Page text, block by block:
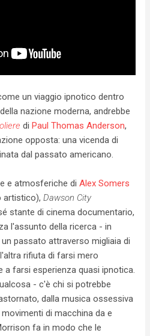
un viaggio ipnotico dentro
nazione moderna, andrebbe
di Paul Thomas Anderson,
opposta: una vicenda di
dal passato americano.
e atmosferiche di Alex Somers
artistico), Dawson City
stante di cinema documentario,
l'assunto della ricerca - in
passato attraverso migliaia di
rifiuta di farsi mero
a farsi esperienza quasi ipnotica.
- c'è chi si potrebbe
dalla musica ossessiva
di macchina da e
fa in modo che le